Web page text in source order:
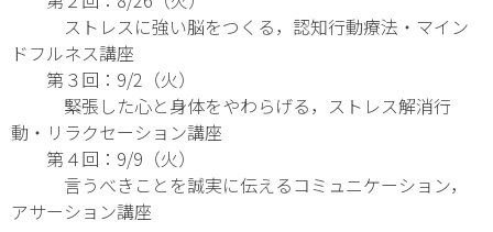
ストレスに強い脳をつくる，認知行動療法・マイン
ドフルネス講座
第３回：9/2（火）
緊張した心と身体をやわらげる，ストレス解消行
動・リラクセーション講座
第４回：9/9（火）
言うべきことを誠実に伝えるコミュニケーション，
アサーション講座